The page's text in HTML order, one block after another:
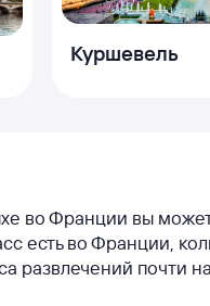
Куршевель
во Франции вы
есть во Франции,
развлечений почти